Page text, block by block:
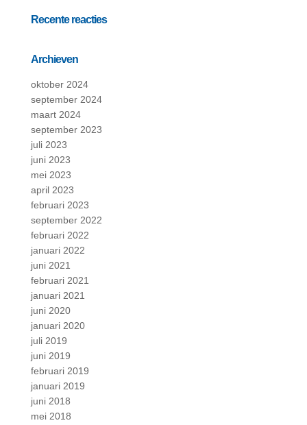
Recente reacties
Archieven
oktober 2024
september 2024
maart 2024
september 2023
juli 2023
juni 2023
mei 2023
april 2023
februari 2023
september 2022
februari 2022
januari 2022
juni 2021
februari 2021
januari 2021
juni 2020
januari 2020
juli 2019
juni 2019
februari 2019
januari 2019
juni 2018
mei 2018